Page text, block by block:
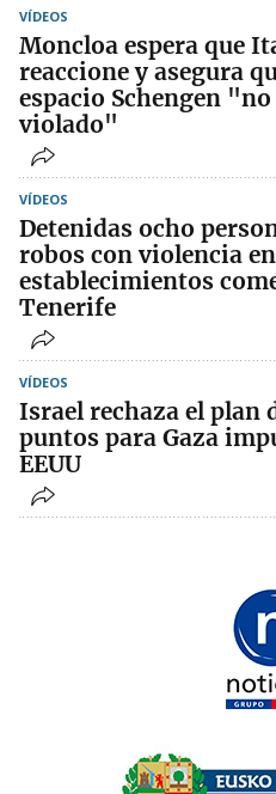
VÍDEOS
Moncloa espera que
reaccione y asegura
espacio Schengen
violado"
VÍDEOS
Detenidas ocho
robos con violencia en
establecimientos
Tenerife
VÍDEOS
Israel rechaza el plan
puntos para Gaza
EEUU